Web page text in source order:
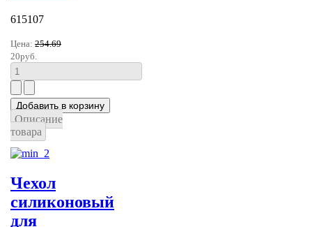
615107
Цена: 254.69
20руб.
Описание
товара
Чехол
силиконовый
для